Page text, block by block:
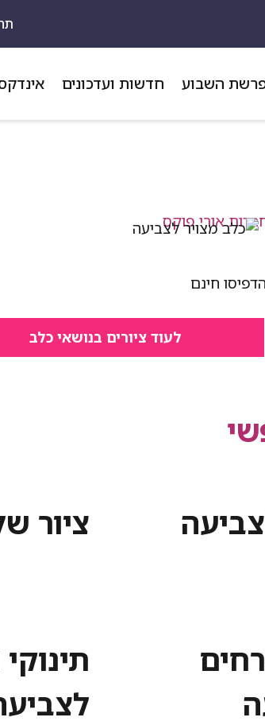
השבוע חדשות ועדכונים
הדפיסו חינם
לעוד ציורים בנושאי כלב
ציור